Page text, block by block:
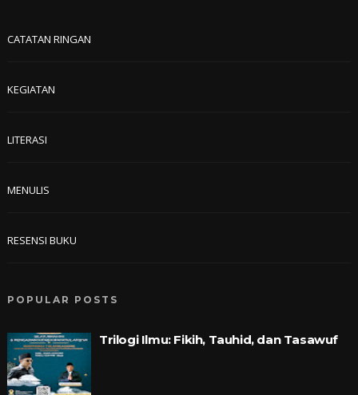
CATATAN RINGAN
KEGIATAN
LITERASI
MENULIS
RESENSI BUKU
POPULAR POSTS
Trilogi Ilmu: Fikih, Tauhid, dan Tasawuf